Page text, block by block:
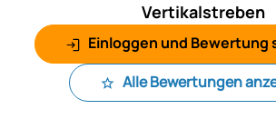
Vertikalstreben
Einloggen und Bewertung
Alle Bewertungen